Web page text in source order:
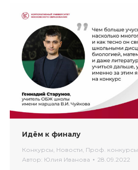
Идём к финалу
Конкурсы, Новости, Проф. конкурсы
Автор: Юлия Иванова 28.09.2022